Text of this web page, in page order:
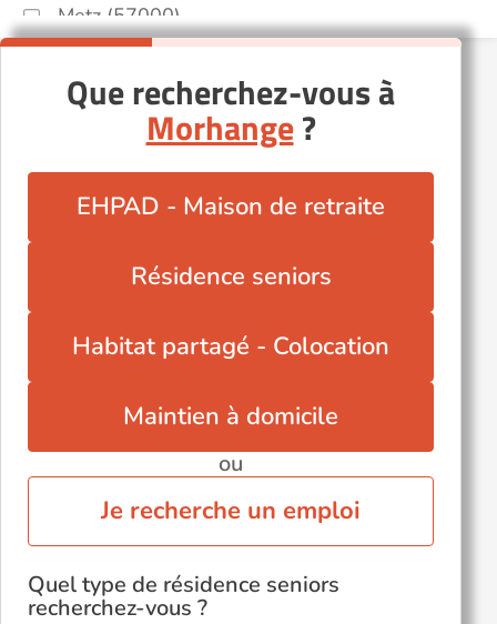
Metz (57000)
Mondelange (57300)
Montigny-lès-Metz (57950)
Nilvange (57240)
Rombas (57120)
Sarreguemines (57200)
Thionville (57100)
Que recherchez-vous à
Morhange?
EHPAD - Maison de retraite
Résidence seniors
Habitat partagé - Colocation
Maintien à domicile
ou
Je recherche un emploi
Quel type de résidence seniors
recherchez-vous ?